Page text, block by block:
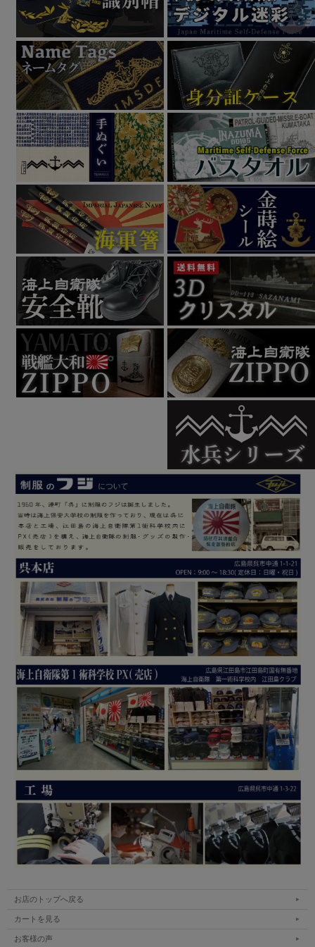
お店のトップへ戻る
カートを見る
お客様の声